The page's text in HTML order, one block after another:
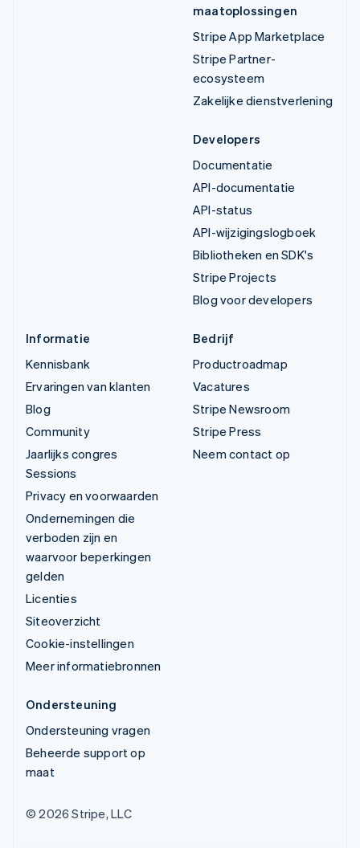
maatoplossingen
Stripe App Marketplace
Stripe Partner-
ecosysteem
Zakelijke dienstverlening
Developers
Documentatie
API-documentatie
API-status
API-wijzigingslogboek
Bibliotheken en SDK's
Stripe Projects
Blog voor developers
Informatie
Kennisbank
Ervaringen van klanten
Blog
Community
Jaarlijks congres
Sessions
Privacy en voorwaarden
Ondernemingen die
verboden zijn en
waarvoor beperkingen
gelden
Licenties
Siteoverzicht
Cookie-instellingen
Meer informatiebronnen
Bedrijf
Productroadmap
Vacatures
Stripe Newsroom
Stripe Press
Neem contact op
Ondersteuning
Ondersteuning vragen
Beheerde support op
maat
© 2026 Stripe, LLC